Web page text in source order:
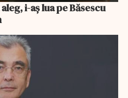
i-aș lua pe Băsescu